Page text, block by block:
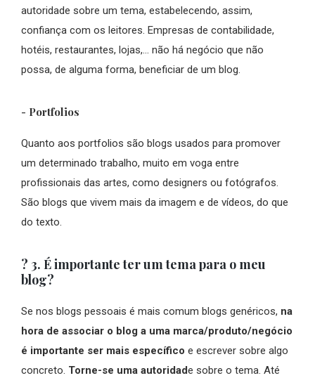
autoridade sobre um tema, estabelecendo, assim,
confiança com os leitores. Empresas de contabilidade,
hotéis, restaurantes, lojas,… não há negócio que não
possa, de alguma forma, beneficiar de um blog.
- Portfolios
Quanto aos portfolios são blogs usados para promover
um determinado trabalho, muito em voga entre
profissionais das artes, como designers ou fotógrafos.
São blogs que vivem mais da imagem e de vídeos, do que
do texto.
? 3. É importante ter um tema para o meu
blog?
Se nos blogs pessoais é mais comum blogs genéricos, na
hora de associar o blog a uma marca/produto/negócio
é importante ser mais específico e escrever sobre algo
concreto. Torne-se uma autoridade sobre o tema. Até